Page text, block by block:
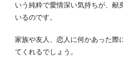
いう純粋で愛情深い気持ちが、献
いるのです。
家族や友人、恋人に何かあった際
てくれるでしょう。